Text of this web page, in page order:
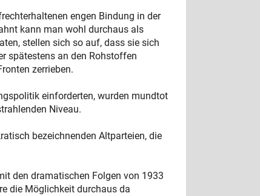
engen Bindung in der
kann man wohl durchaus als
stellen sich so auf, dass sie sich
spätestens an den Rohstoffen
zerrieben.
einforderten, wurden mundtot
Niveau.
bezeichnenden Altparteien, die
den dramatischen Folgen von 1933
die Möglichkeit durchaus da